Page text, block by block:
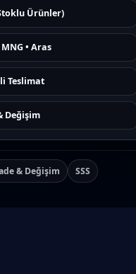
Ürünler)
• Aras
Teslimat
Değişim
& Değişim
SSS